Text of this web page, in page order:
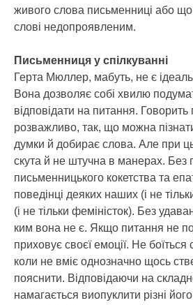
живого слова письменниці або
слові недопроявленим.
Письменниця у спілкуванні
Герта Мюллер, мабуть, не є
Вона дозволяє собі хвилю
відповідати на питання. Говорить
розважливо, так, що можна
думки й добирає слова. Але при
скута й не штучна в манерах. Без
письменницького кокетства та
поведінці деяких наших (і не
(і не тільки феміністок). Без
ким вона не є. Якщо питання не
приховує своєї емоції. Не
коли не вміє однозначно щось
пояснити. Відповідаючи на
намагається виопуклити різні